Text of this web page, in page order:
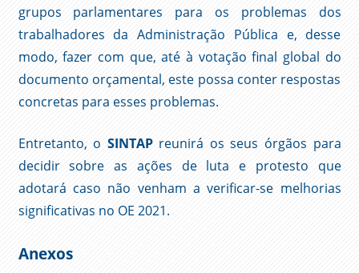
grupos parlamentares para os problemas dos
trabalhadores da Administração Pública e, desse
modo, fazer com que, até à votação final global do
documento orçamental, este possa conter respostas
concretas para esses problemas.
Entretanto, o SINTAPreunirá os seus órgãos para
decidir sobre as ações de luta e protesto que
adotará caso não venham a verificar-se melhorias
significativas no OE 2021.
Anexos